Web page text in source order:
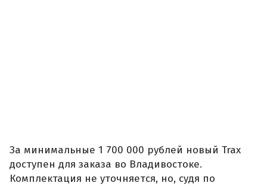
За минимальные 1 700 000 рублей новый Trax
доступен для заказа во Владивостоке.
Комплектация не уточняется, но, судя по